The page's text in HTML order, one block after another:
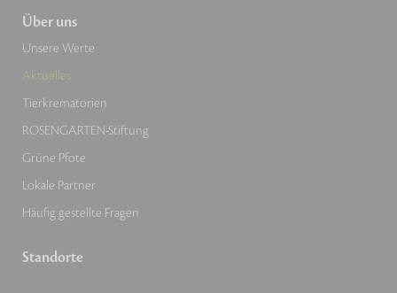
Über uns
Unsere Werte
Aktuelles
Tierkrematorien
ROSENGARTEN-Stiftung
Grüne Pfote
Lokale Partner
Häufig gestellte Fragen
Standorte